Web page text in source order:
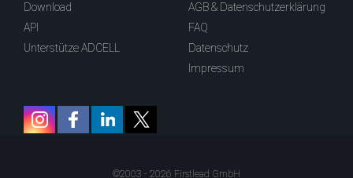
Download
API
Unterstütze ADCELL
AGB & Datenschutzerklärung
FAQ
Datenschutz
Impressum
©2003 - 2026 Firstlead GmbH